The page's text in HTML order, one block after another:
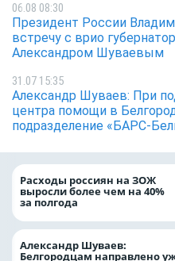
06.08 08:30
Президент России
встречу с врио
Александром Шуваевым
31.07 15:35
Александр Шуваев: При
центра помощи в
подразделение «БАРС-
Расходы россиян на ЗОЖ
выросли более чем на 40%
за полгода
Александр Шуваев:
Белгородцам направлено